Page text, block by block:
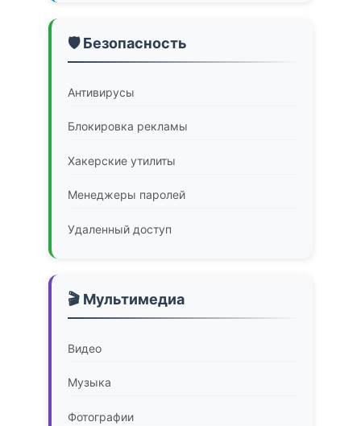
🛡️ Безопасность
Антивирусы
Блокировка рекламы
Хакерские утилиты
Менеджеры паролей
Удаленный доступ
🎬 Мультимедиа
Видео
Музыка
Фотографии